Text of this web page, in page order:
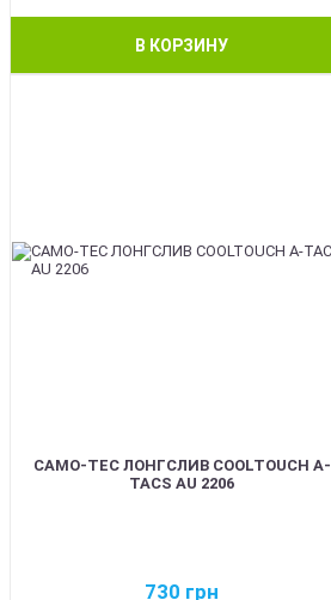
В КОРЗИНУ
CAMO-TEC ЛОНГСЛИВ COOLTOUCH A-
TACS AU 2206
730 грн